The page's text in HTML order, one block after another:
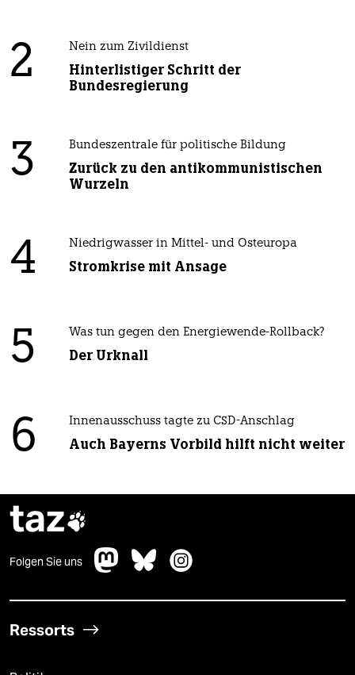
2 Nein zum Zivildienst
Hinterlistiger Schritt der
Bundesregierung
3 Bundeszentrale für politische Bildung
Zurück zu den antikommunistischen
Wurzeln
4 Niedrigwasser in Mittel- und Osteuropa
Stromkrise mit Ansage
5 Was tun gegen den Energiewende-Rollback?
Der Urknall
6 Innenausschuss tagte zu CSD-Anschlag
Auch Bayerns Vorbild hilft nicht weiter
taz
Folgen Sie uns
Ressorts